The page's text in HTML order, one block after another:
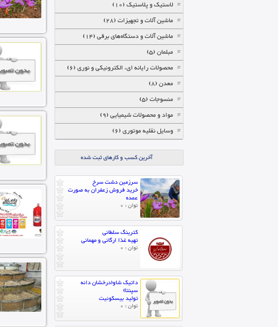
لاستیک و پلاستیک (10)
ماشین آلات و تجهیزات (28)
ماشین آلات و دستگاه‌های برقی (14)
مبلمان (5)
محصولات رایانه ای، الکترونیکی و نوری (6)
معدن (8)
منسوجات (5)
مواد و محصولات شیمیایی (9)
وسایل نقلیه موتوری (6)
آخرین کسب و کارهای ثبت شده
سرزمین دشت سرخ
خرید فروش زعفران به صورت
عمده
توان : 0
کترینگ سلطانی
تهیه غذا ارگانی و مهمانی
توان : 0
داتیک شاو(درخشان دانه
سپنتا)
تولید بیسکوئیت
توان : 0